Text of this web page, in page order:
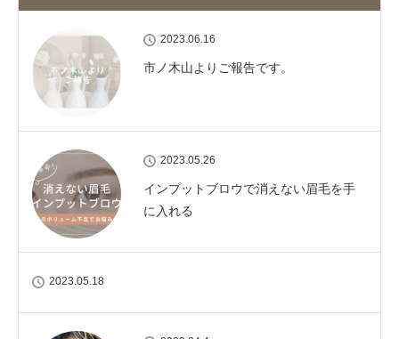
2023.06.16
市ノ木山よりご報告です。
2023.05.26
インプットブロウで消えない眉毛を手
に入れる
2023.05.18